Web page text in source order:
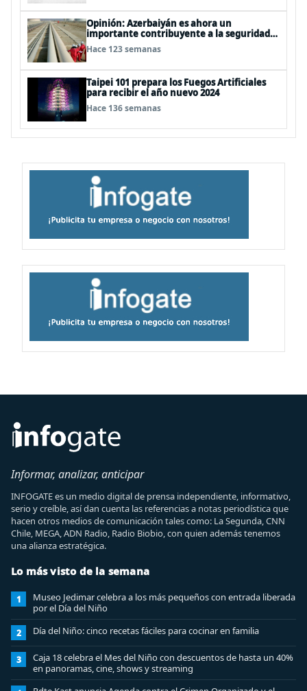
Opinión: Azerbaiyán es ahora un
importante contribuyente a la seguridad
energética de Europa
Hace 123 semanas
Taipei 101 prepara los Fuegos Artificiales
para recibir el año nuevo 2024
Hace 136 semanas
Informar, analizar, anticipar
INFOGATE es un medio digital de prensa independiente, informativo,
serio y creíble, así dan cuenta las referencias a notas periodística que
hacen otros medios de comunicación tales como: La Segunda, CNN
Chile, MEGA, ADN Radio, Radio Biobio, con quien además tenemos
una alianza estratégica.
Lo más visto de la semana
1
Museo Jedimar celebra a los más pequeños con entrada liberada
por el Día del Niño
2 Día del Niño: cinco recetas fáciles para cocinar en familia
3
Caja 18 celebra el Mes del Niño con descuentos de hasta un 40%
en panoramas, cine, shows y streaming